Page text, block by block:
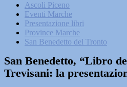
Ascoli Piceno
Eventi Marche
Presentazione libri
Province Marche
San Benedetto del Tronto
San Benedetto, “Libro
Trevisani: la